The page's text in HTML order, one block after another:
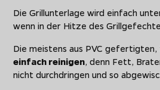
Die Grillunterlage wird einfach
wenn in der Hitze des
Die meistens aus PVC
einfach reinigen, denn Fett,
nicht durchdringen und so